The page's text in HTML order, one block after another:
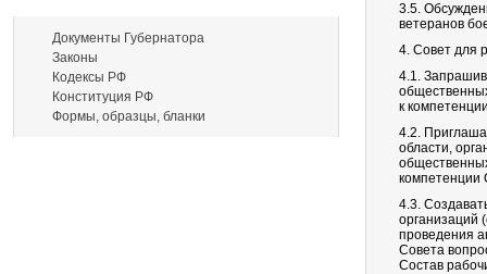
Документы Губернатора
Законы
Кодексы РФ
Конституция РФ
Формы, образцы, бланки
3.5.
ветеранов
4. Совет для
4.1.
к
4.2.
области,
компетенции
4.3.
организаций
проведения
Совета
Состав